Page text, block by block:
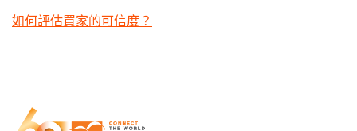
如何評估買家的可信度？